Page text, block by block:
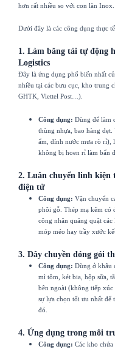
hơn rất nhiều so với con lăn Inox.
Dưới đây là các công dụng thực
1. Làm băng tải tự động
Logistics
Đây là ứng dụng phổ biến nhất
nhiều tại các bưu cục, kho trung
GHTK, Viettel Post…).
Công dụng: Dùng để làm
thùng nhựa, bao hàng
ẩm, dính nước mưa rò rỉ),
không bị hoen rỉ làm bẩn
2. Luân chuyển linh kiện
điện tử
Công dụng: Vận chuyển
phôi gỗ. Thép mạ kẽm có
công nhân quăng quật
móp méo hay trầy xước kết
3. Dây chuyền đóng gói
Công dụng: Dùng ở khâu
mì tôm, két bia, hộp sữa,
bên ngoài (không tiếp
sự lựa chọn tối ưu nhất
đỏ.
4. Ứng dụng trong môi
Công dụng: Các kho